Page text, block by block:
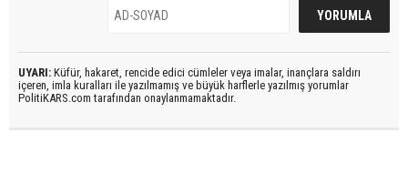
UYARI: Küfür, hakaret, rencide edici cümleler veya imalar, inançlara saldırı
içeren, imla kuralları ile yazılmamış ve büyük harflerle yazılmış yorumlar
PolitiKARS.com tarafından onaylanmamaktadır.